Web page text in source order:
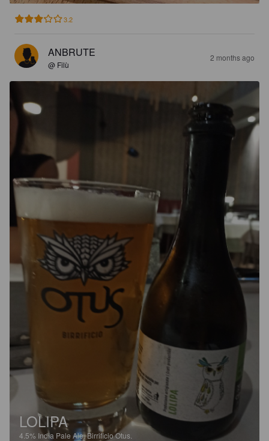
3.2
ANBRUTE
@ Filù
2 months ago
LOLIPA
4.5% India Pale Ale.Birrificio Otus.